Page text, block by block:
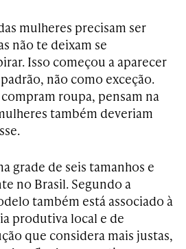
mulheres precisam ser
não te deixam se
Isso começou a aparecer
não como exceção.
roupa, pensam na
também deveriam
grade de seis tamanhos e
no Brasil. Segundo a
também está associado à
produtiva local e de
que considera mais justas,